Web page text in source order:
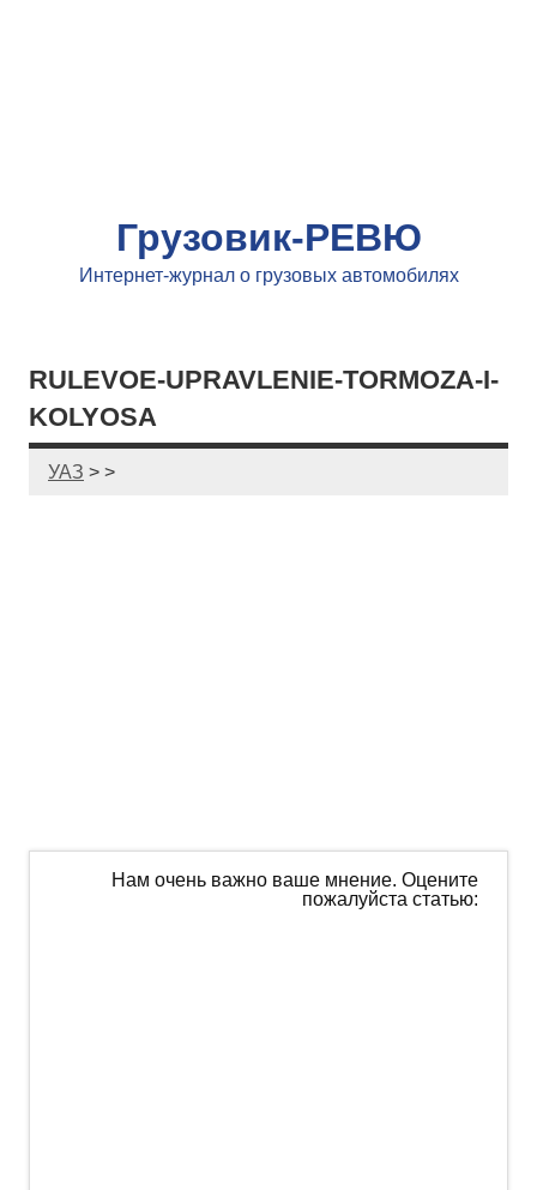
Грузовик-РЕВЮ
Интернет-журнал о грузовых автомобилях
RULEVOE-UPRAVLENIE-TORMOZA-I-
KOLYOSA
УАЗ > >
Нам очень важно ваше мнение. Оцените
пожалуйста статью: